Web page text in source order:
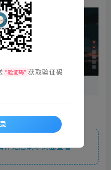
论后刷新页面查看.
“验证码” 获取验证码